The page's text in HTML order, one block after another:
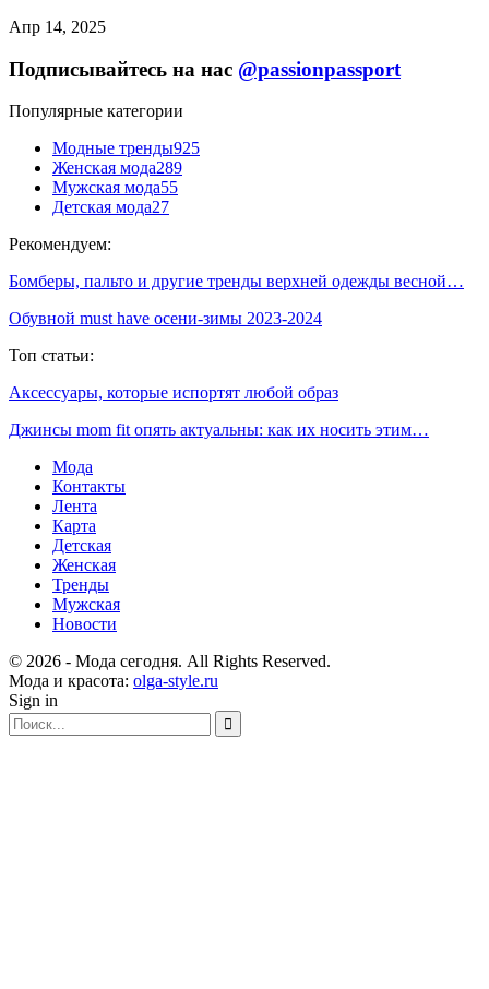
Апр 14, 2025
Подписывайтесь на нас @passionpassport
Популярные категории
Модные тренды925
Женская мода289
Мужская мода55
Детская мода27
Рекомендуем:
Бомберы, пальто и другие тренды верхней одежды весной…
Обувной must have осени-зимы 2023-2024
Топ статьи:
Аксессуары, которые испортят любой образ
Джинсы mom fit опять актуальны: как их носить этим…
Мода
Контакты
Лента
Карта
Детская
Женская
Тренды
Мужская
Новости
© 2026 - Мода сегодня. All Rights Reserved.
Мода и красота: olga-style.ru
Sign in